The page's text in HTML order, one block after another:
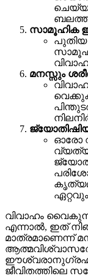
സാമൂഹിക
പുതിയ
മനസ്സും
ഓരോ
വിവാഹം
എന്നാൽ, ഇത്
മാത്രമാണെന്ന്
ജീവിതത്തിലെ